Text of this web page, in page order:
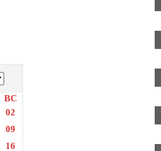
ВС
02
09
16